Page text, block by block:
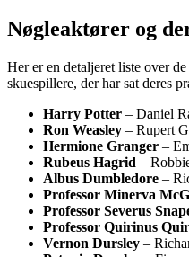
Nøgleaktører og
Her er en detaljeret liste over
skuespillere, der har sat deres
Harry Potter – Daniel
Ron Weasley – Rupert
Hermione Granger –
Rubeus Hagrid –
Albus Dumbledore –
Professor Minerva
Professor Severus
Professor Quirinus
Vernon Dursley –